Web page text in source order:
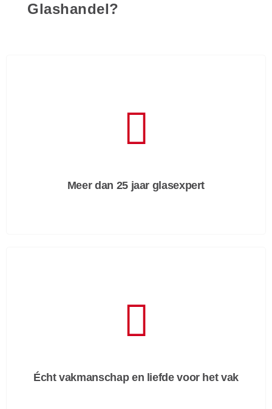
Glashandel?
Meer dan 25 jaar glasexpert
Écht vakmanschap en liefde voor het vak